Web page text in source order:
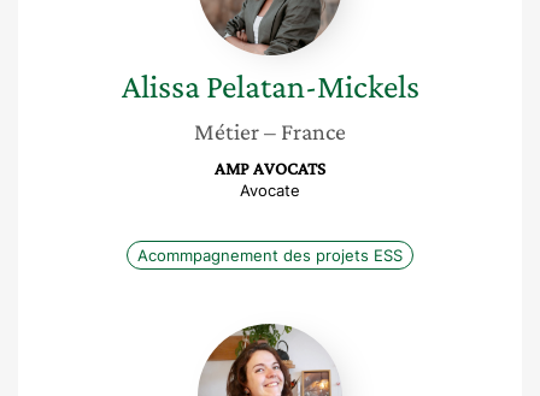
Alissa Pelatan-Mickels
Métier– France
AMP AVOCATS
Avocate
Acommpagnement des projets ESS
Alexane
Querrec